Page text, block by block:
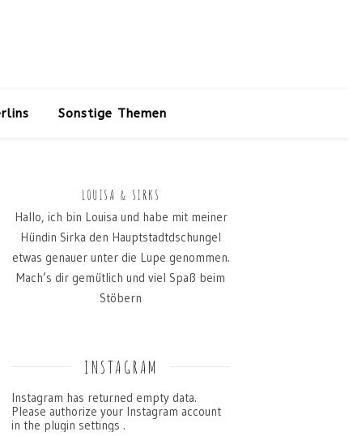
Sonstige Themen
LOUISA & SIRKS
Hallo, ich bin Louisa und habe mit meiner
Hündin Sirka den Hauptstadtdschungel
etwas genauer unter die Lupe genommen.
Mach’s dir gemütlich und viel Spaß beim
Stöbern
INSTAGRAM
Instagram has returned empty data.
Please authorize your Instagram account
in the plugin settings .